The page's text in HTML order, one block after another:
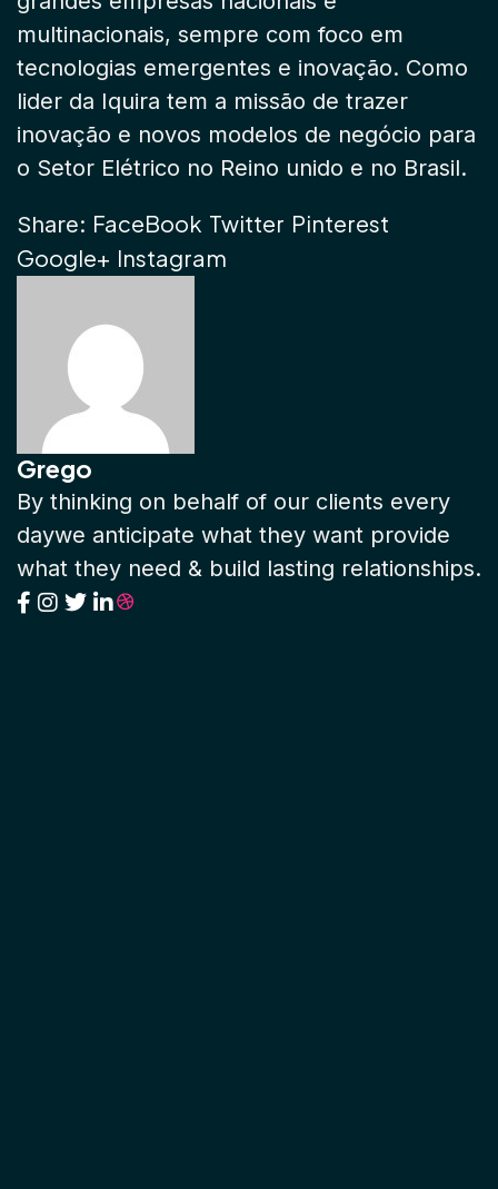
multinacionais, sempre com foco em
tecnologias emergentes e inovação. Como
lider da Iquira tem a missão de trazer
inovação e novos modelos de negócio para
o Setor Elétrico no Reino unido e no Brasil.
Share: FaceBook Twitter Pinterest
Google+ Instagram
Grego
By thinking on behalf of our clients every
daywe anticipate what they want provide
what they need & build lasting relationships.